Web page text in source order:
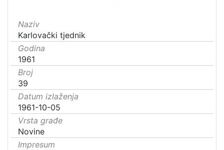
Naziv
Karlovački tjednik
Godina
1961
Broj
39
Datum izlaženja
1961-10-05
Vrsta građe
Novine
Impresum